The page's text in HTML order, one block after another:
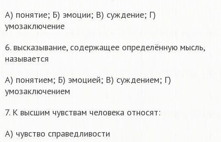
А) понятие; Б) эмоции; В) суждение; Г)
умозаключение
6. высказывание, содержащее определённую мысль,
называется
А) понятием; Б) эмоцией; В) суждением; Г)
умозаключением
7. К высшим чувствам человека относят:
A) чувство справедливости